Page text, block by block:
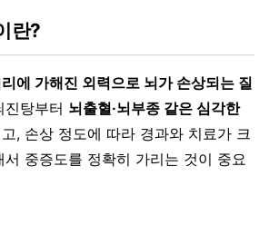
란?
에 가해진 외력으로 뇌가 손상되는 질
탕부터 뇌출혈·뇌부종 같은 심각한
, 손상 정도에 따라 경과와 치료가 크
중증도를 정확히 가리는 것이 중요